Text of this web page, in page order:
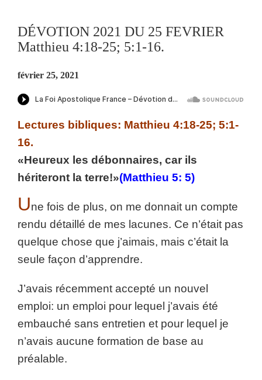
DÉVOTION 2021 DU 25 FEVRIER
Matthieu 4:18-25; 5:1-16.
février 25, 2021
Lectures bibliques: Matthieu 4:18-25; 5:1-
16.
«Heureux les débonnaires, car ils
hériteront la terre!»(Matthieu 5: 5)
Une fois de plus, on me donnait un compte
rendu détaillé de mes lacunes. Ce n’était pas
quelque chose que j’aimais, mais c’était la
seule façon d’apprendre.
J’avais récemment accepté un nouvel
emploi: un emploi pour lequel j’avais été
embauché sans entretien et pour lequel je
n’avais aucune formation de base au
préalable.